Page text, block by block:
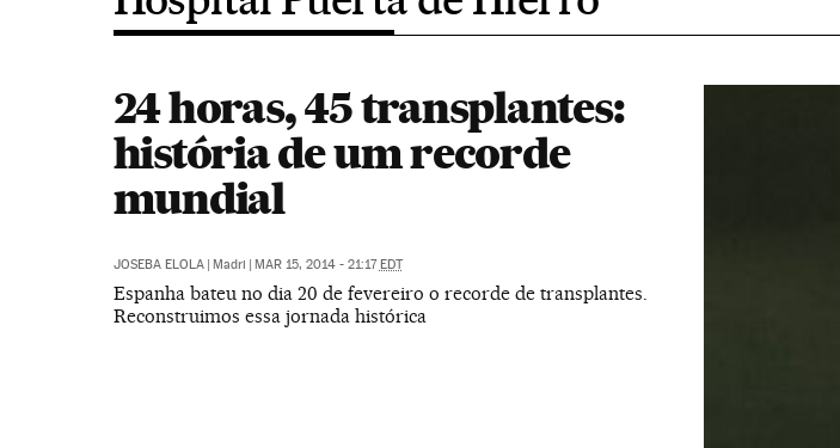
24 horas, 45 transplantes:
história de um recorde
mundial
JOSEBA ELOLA | Madri | MAR 15, 2014 - 21:17EDT
Espanha bateu no dia 20 de fevereiro o recorde de transplantes.
Reconstruimos essa jornada histórica